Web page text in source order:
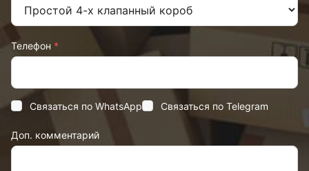
Телефон *
Доп. комментарий
Связаться по WhatsApp Связаться по Telegram